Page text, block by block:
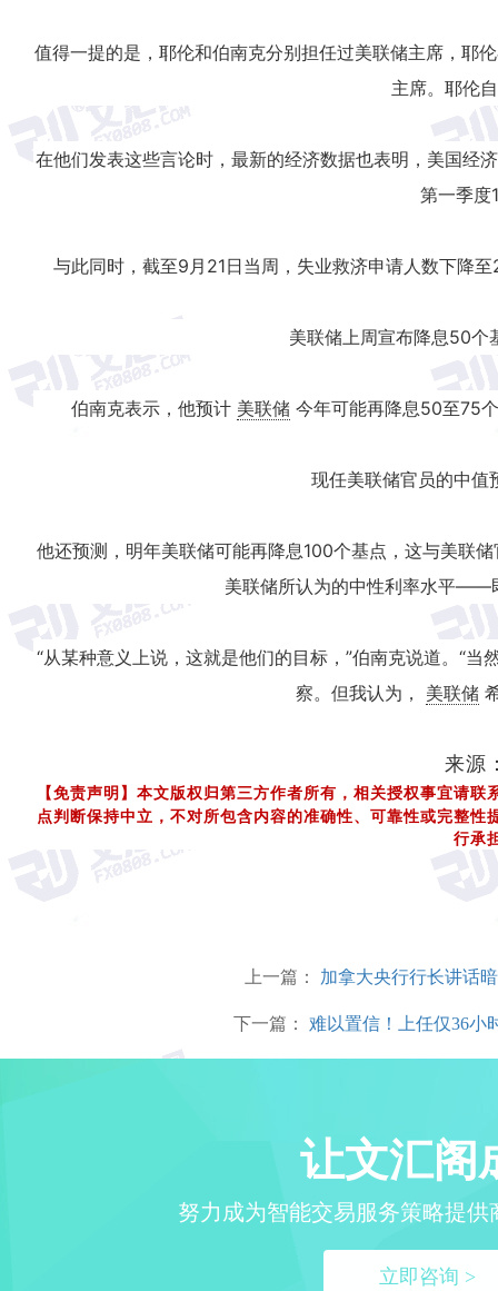
值得一提的是，耶伦和伯南克分别担任过美联储主席，耶
主席。耶伦
在他们发表这些言论时，最新的经济数据也表明，美国经
第一季度
与此同时，截至9月21日当周，失业救济申请人数下降
美联储上周宣布降息50
伯南克表示，他预计 美联储 今年可能再降息50至75
现任美联储官员的中值
他还预测，明年美联储可能再降息100个基点，这与美联
美联储所认为的中性利率水平——
“从某种意义上说，这就是他们的目标，”伯南克说道。“
察。但我认为，
美联储
来源
【免责声明】本文版权归第三方作者所有，相关授权事宜请联
点判断保持中立，不对所包含内容的准确性、可靠性或完整
行承
上一篇： 加拿大央行行长讲话
下一篇： 难以置信！上任仅36小
让文汇阁
努力成为智能交易服务策略提
立即咨询 >